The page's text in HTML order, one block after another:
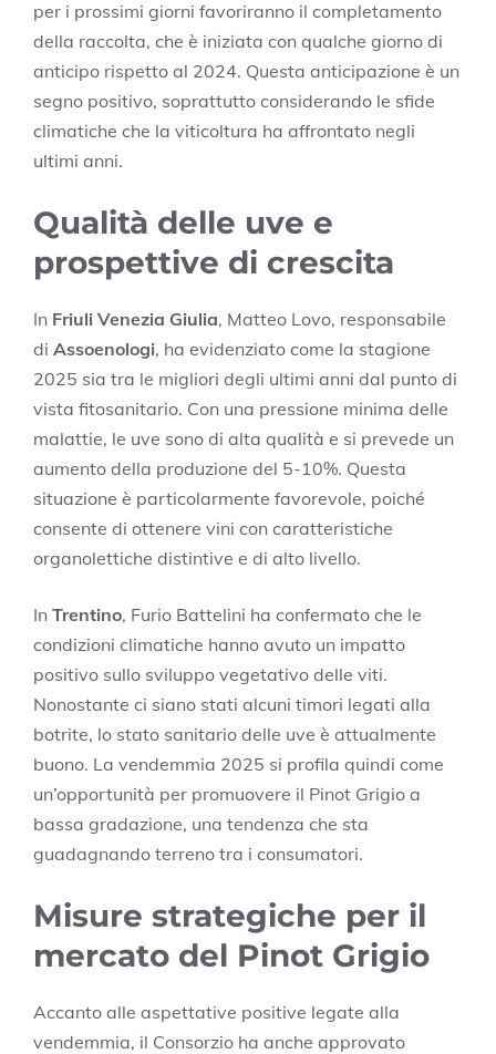
per i prossimi giorni favoriranno il completamento
della raccolta, che è iniziata con qualche giorno di
anticipo rispetto al 2024. Questa anticipazione è un
segno positivo, soprattutto considerando le sfide
climatiche che la viticoltura ha affrontato negli
ultimi anni.
Qualità delle uve e
prospettive di crescita
In Friuli Venezia Giulia, Matteo Lovo, responsabile
di Assoenologi, ha evidenziato come la stagione
2025 sia tra le migliori degli ultimi anni dal punto di
vista fitosanitario. Con una pressione minima delle
malattie, le uve sono di alta qualità e si prevede un
aumento della produzione del 5-10%. Questa
situazione è particolarmente favorevole, poiché
consente di ottenere vini con caratteristiche
organolettiche distintive e di alto livello.
In Trentino, Furio Battelini ha confermato che le
condizioni climatiche hanno avuto un impatto
positivo sullo sviluppo vegetativo delle viti.
Nonostante ci siano stati alcuni timori legati alla
botrite, lo stato sanitario delle uve è attualmente
buono. La vendemmia 2025 si profila quindi come
un’opportunità per promuovere il Pinot Grigio a
bassa gradazione, una tendenza che sta
guadagnando terreno tra i consumatori.
Misure strategiche per il
mercato del Pinot Grigio
Accanto alle aspettative positive legate alla
vendemmia, il Consorzio ha anche approvato